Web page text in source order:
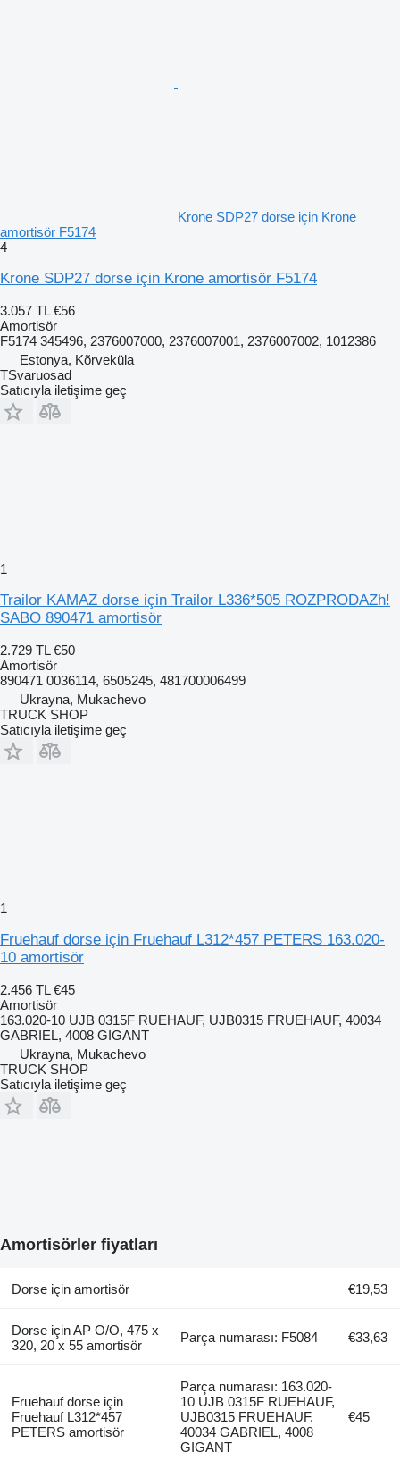
Krone SDP27 dorse için Krone
amortisör F5174
4
Krone SDP27 dorse için Krone amortisör F5174
3.057 TL €56
Amortisör
F5174 345496, 2376007000, 2376007001, 2376007002, 1012386
Estonya, Kõrveküla
TSvaruosad
Satıcıyla iletişime geç
1
Trailor KAMAZ dorse için Trailor L336*505 ROZPRODAZh!
SABO 890471 amortisör
2.729 TL €50
Amortisör
890471 0036114, 6505245, 481700006499
Ukrayna, Mukachevo
TRUCK SHOP
Satıcıyla iletişime geç
1
Fruehauf dorse için Fruehauf L312*457 PETERS 163.020-
10 amortisör
2.456 TL €45
Amortisör
163.020-10 UJB 0315F RUEHAUF, UJB0315 FRUEHAUF, 40034
GABRIEL, 4008 GIGANT
Ukrayna, Mukachevo
TRUCK SHOP
Satıcıyla iletişime geç
Amortisörler fiyatları
Dorse için amortisör €19,53
Dorse için AP O/O, 475 x
320, 20 x 55 amortisör
Parça numarası: F5084 €33,63
Fruehauf dorse için
Fruehauf L312*457
PETERS amortisör
Parça numarası: 163.020-
10 UJB 0315F RUEHAUF,
UJB0315 FRUEHAUF,
40034 GABRIEL, 4008
GIGANT
€45